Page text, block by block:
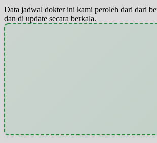
Data jadwal dokter ini kami peroleh dari dari
dan di update secara berkala.